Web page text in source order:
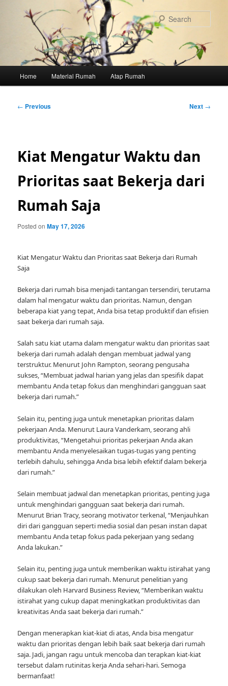
Home Material Rumah Atap Rumah
Post
← Previous Next →
Kiat Mengatur Waktu dan
Prioritas saat Bekerja dari
Rumah Saja
Posted onMay 17, 2026
Kiat Mengatur Waktu dan Prioritas saat Bekerja dari Rumah
Saja
Bekerja dari rumah bisa menjadi tantangan tersendiri, terutama
dalam hal mengatur waktu dan prioritas. Namun, dengan
beberapa kiat yang tepat, Anda bisa tetap produktif dan efisien
saat bekerja dari rumah saja.
Salah satu kiat utama dalam mengatur waktu dan prioritas saat
bekerja dari rumah adalah dengan membuat jadwal yang
terstruktur. Menurut John Rampton, seorang pengusaha
sukses, “Membuat jadwal harian yang jelas dan spesifik dapat
membantu Anda tetap fokus dan menghindari gangguan saat
bekerja dari rumah.”
Selain itu, penting juga untuk menetapkan prioritas dalam
pekerjaan Anda. Menurut Laura Vanderkam, seorang ahli
produktivitas, “Mengetahui prioritas pekerjaan Anda akan
membantu Anda menyelesaikan tugas-tugas yang penting
terlebih dahulu, sehingga Anda bisa lebih efektif dalam bekerja
dari rumah.”
Selain membuat jadwal dan menetapkan prioritas, penting juga
untuk menghindari gangguan saat bekerja dari rumah.
Menurut Brian Tracy, seorang motivator terkenal, “Menjauhkan
diri dari gangguan seperti media sosial dan pesan instan dapat
membantu Anda tetap fokus pada pekerjaan yang sedang
Anda lakukan.”
Selain itu, penting juga untuk memberikan waktu istirahat yang
cukup saat bekerja dari rumah. Menurut penelitian yang
dilakukan oleh Harvard Business Review, “Memberikan waktu
istirahat yang cukup dapat meningkatkan produktivitas dan
kreativitas Anda saat bekerja dari rumah.”
Dengan menerapkan kiat-kiat di atas, Anda bisa mengatur
waktu dan prioritas dengan lebih baik saat bekerja dari rumah
saja. Jadi, jangan ragu untuk mencoba dan terapkan kiat-kiat
tersebut dalam rutinitas kerja Anda sehari-hari. Semoga
bermanfaat!